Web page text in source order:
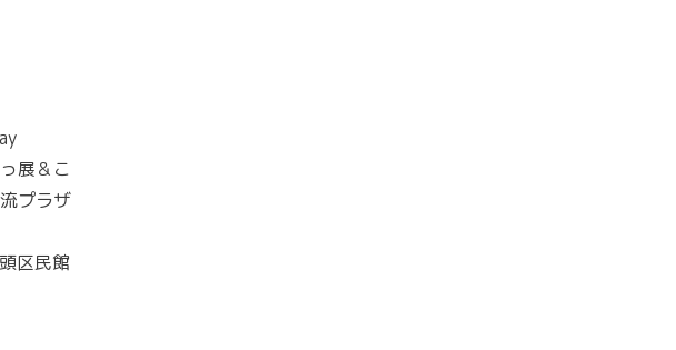
展＆こ
プラザ
区民館